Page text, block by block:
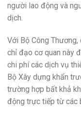
người lao động và
dịch.
Với Bộ Công
chỉ đạo cơ quan này
chi phí các dịch vụ
Bộ Xây dựng khẩn
trường hợp bất khả
động trực tiếp từ các